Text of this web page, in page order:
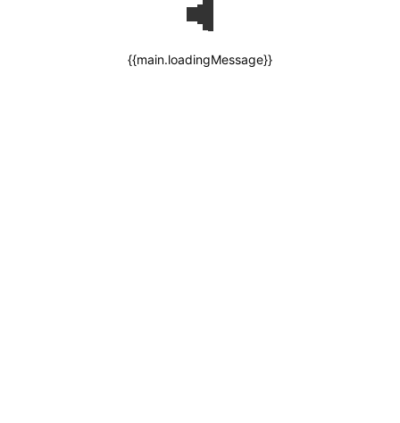
{{main.loadingMessage}}